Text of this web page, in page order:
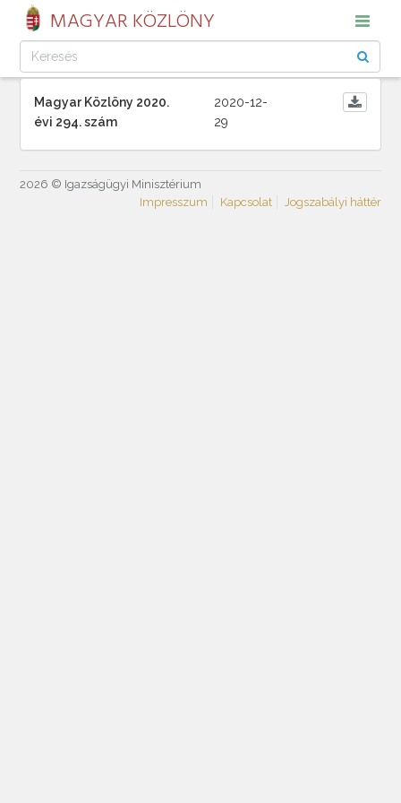
MAGYAR KÖZLÖNY
Magyar Közlöny 2020.
évi 294. szám
2020-12-
29
2026 © Igazságügyi Minisztérium
Impresszum
Kapcsolat Jogszabályi háttér